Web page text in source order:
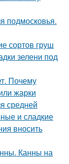
подмосковья.
сортов груш
зелени под
Почему
жарки
средней
и сладкие
вносить
Канны на